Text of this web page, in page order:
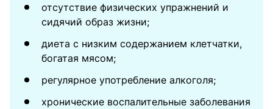
отсутствие физических упражнений и
сидячий образ жизни;
диета с низким содержанием клетчатки,
богатая мясом;
регулярное употребление алкоголя;
хронические воспалительные заболевания